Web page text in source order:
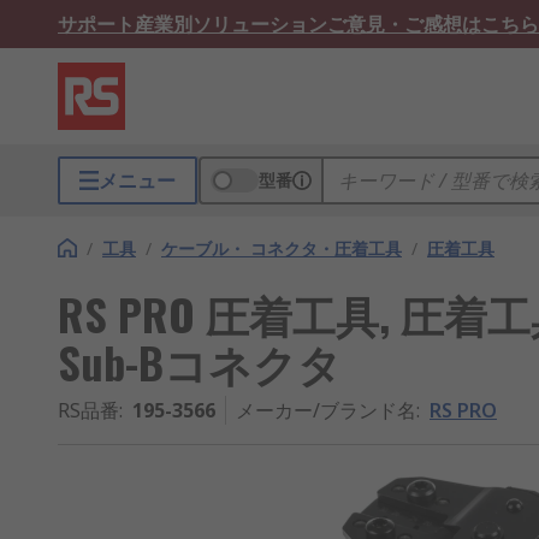
サポート産業別ソリューションご意見・ご感想はこちら
メニュー 型番
/ 工具 / ケーブル・ コネクタ・圧着工具 / 圧着工具
RS PRO 圧着工具, 圧着
Sub-Bコネクタ
RS品番: 195-3566 メーカー/ブランド名: RS PRO